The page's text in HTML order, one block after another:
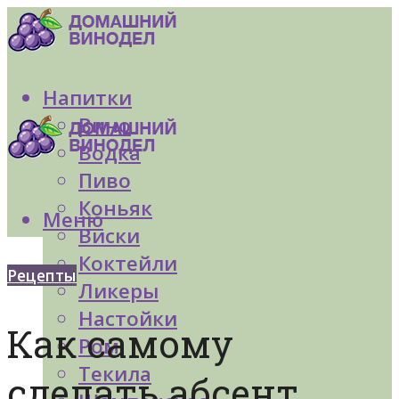
Напитки
Вино
Водка
Пиво
Коньяк
Виски
Коктейли
Ликеры
Настойки
Ром
Текила
Меню
Рецепты
Как самому